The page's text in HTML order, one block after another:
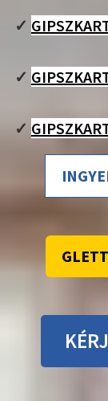
✓
✓
✓